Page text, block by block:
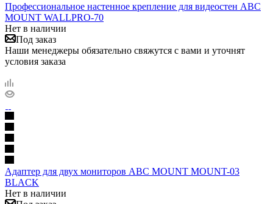
Профессиональное настенное крепление для видеостен ABC
MOUNT WALLPRO-70
Нет в наличии
Под заказ
Наши менеджеры обязательно свяжутся с вами и уточнят
условия заказа
Адаптер для двух мониторов ABC MOUNT MOUNT-03
BLACK
Нет в наличии